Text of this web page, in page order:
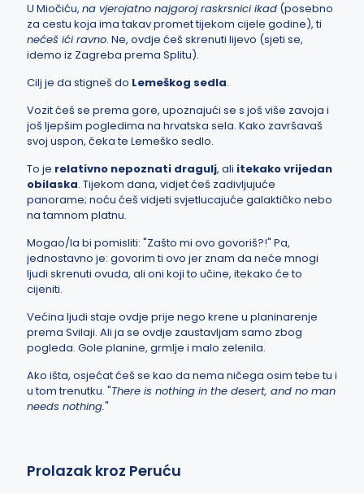
U Miočiću, na vjerojatno najgoroj raskrsnici ikad (posebno
za cestu koja ima takav promet tijekom cijele godine), ti
nećeš ići ravno. Ne, ovdje ćeš skrenuti lijevo (sjeti se,
idemo iz Zagreba prema Splitu).
Cilj je da stigneš do Lemeškog sedla.
Vozit ćeš se prema gore, upoznajući se s još više zavoja i
još ljepšim pogledima na hrvatska sela. Kako završavaš
svoj uspon, čeka te Lemeško sedlo.
To je relativno nepoznati dragulj, ali itekako vrijedan
obilaska. Tijekom dana, vidjet ćeš zadivljujuće
panorame; noću ćeš vidjeti svjetlucajuće galaktičko nebo
na tamnom platnu.
Mogao/la bi pomisliti: "Zašto mi ovo govoriš?!" Pa,
jednostavno je: govorim ti ovo jer znam da neće mnogi
ljudi skrenuti ovuda, ali oni koji to učine, itekako će to
cijeniti.
Većina ljudi staje ovdje prije nego krene u planinarenje
prema Svilaji. Ali ja se ovdje zaustavljam samo zbog
pogleda. Gole planine, grmlje i malo zelenila.
Ako išta, osjećat ćeš se kao da nema ničega osim tebe tu i
u tom trenutku. "There is nothing in the desert, and no man
needs nothing."
Prolazak kroz Peruću